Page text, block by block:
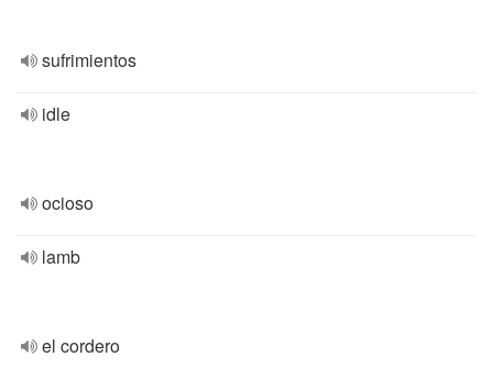
sufrimientos
idle
ocioso
lamb
el cordero